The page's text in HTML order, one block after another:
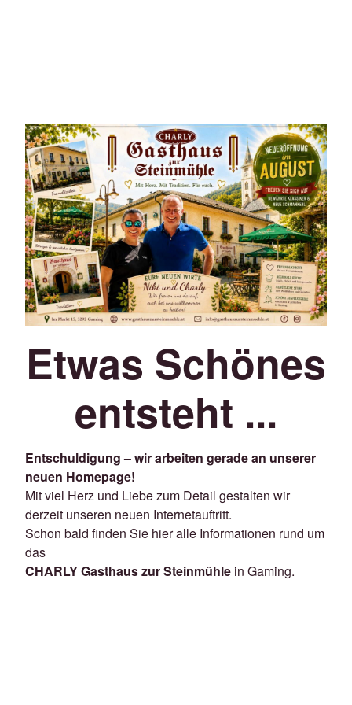
Etwas Schönes
entsteht ...
Entschuldigung – wir arbeiten gerade an unserer
neuen Homepage!
Mit viel Herz und Liebe zum Detail gestalten wir
derzeit unseren neuen Internetauftritt.
Schon bald finden Sie hier alle Informationen rund um
das
CHARLY Gasthaus zur Steinmühle in Gaming.